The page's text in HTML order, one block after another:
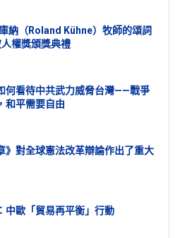
納（Roland Kühne）牧師的頌詞
權獎頒獎典禮
何看待中共武力威脅台灣——戰爭
和平需要自由
》對全球憲法改革辯論作出了重大
中歐「貿易再平衡」行動